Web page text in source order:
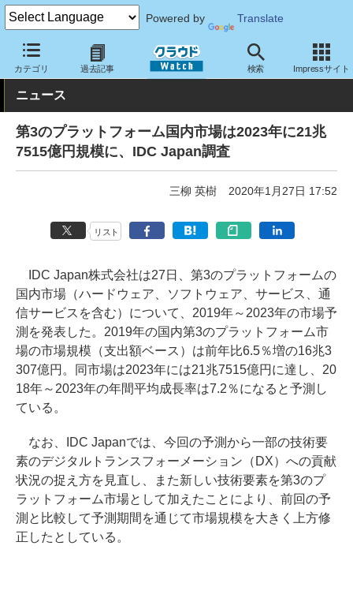
Powered by Translate
カテゴリ 過去記事 検索 Impressサイト
クラウド Watch トピック 調査・予測
ニュース
第3のプラットフォーム国内市場は2023年に21兆
7515億円規模に、IDC Japan調査
三柳 英樹 2020年1月27日 17:52
リスト
IDC Japan株式会社は27日、第3のプラットフォームの
国内市場（ハードウェア、ソフトウェア、サービス、通
信サービスを含む）について、2019年～2023年の市場予
測を発表した。2019年の国内第3のプラットフォーム市
場の市場規模（支出額ベース）は前年比6.5％増の16兆3
307億円。同市場は2023年には21兆7515億円に達し、20
18年～2023年の年間平均成長率は7.2％になると予測し
ている。
なお、IDC Japanでは、今回の予測から一部の技術要
素のデジタルトランスフォーメーション（DX）への貢献
状況の捉え方を見直し、また新しい技術要素を第3のプ
ラットフォーム市場として加えたことにより、前回の予
測と比較して予測期間を通じて市場規模を大きく上方修
正したとしている。